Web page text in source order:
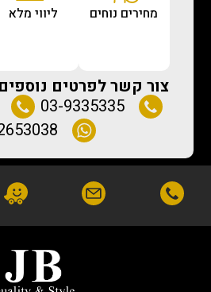
מחירים נוחים ליווי מלא
צור קשר לפרטים
03-9335335